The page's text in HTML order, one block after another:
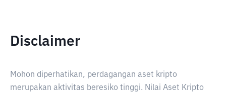
Disclaimer
Mohon diperhatikan, perdagangan aset kripto
merupakan aktivitas beresiko tinggi. Nilai Aset Kripto